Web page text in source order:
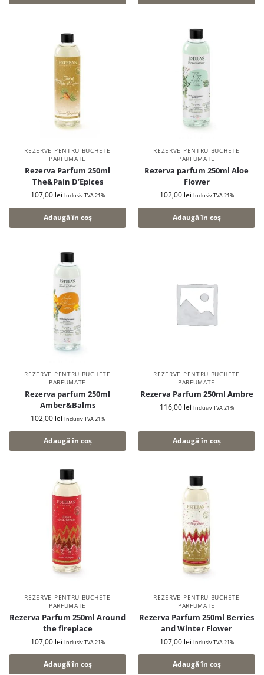
REZERVE PENTRU BUCHETE
PARFUMATE
Rezerva Parfum 250ml
The&Pain D’Epices
107,00 lei Inclusiv TVA 21%
Adaugă în coș
REZERVE PENTRU BUCHETE
PARFUMATE
Rezerva parfum 250ml Aloe
Flower
102,00 lei Inclusiv TVA 21%
Adaugă în coș
REZERVE PENTRU BUCHETE
PARFUMATE
Rezerva parfum 250ml
Amber&Balms
102,00 lei Inclusiv TVA 21%
Adaugă în coș
REZERVE PENTRU BUCHETE
PARFUMATE
Rezerva Parfum 250ml Ambre
116,00 lei Inclusiv TVA 21%
Adaugă în coș
REZERVE PENTRU BUCHETE
PARFUMATE
Rezerva Parfum 250ml Around
the fireplace
107,00 lei Inclusiv TVA 21%
Adaugă în coș
REZERVE PENTRU BUCHETE
PARFUMATE
Rezerva Parfum 250ml Berries
and Winter Flower
107,00 lei Inclusiv TVA 21%
Adaugă în coș